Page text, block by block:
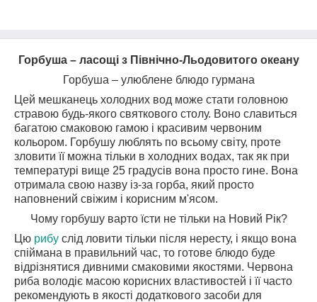
Горбуша – ласощі з Північно-Льодовитого океану
Горбуша – улюблене блюдо гурмана
Цей мешканець холодних вод може стати головною
стравою будь-якого святкового столу. Воно славиться
багатою смаковою гамою і красивим червоним
кольором. Горбушу люблять по всьому світу, проте
зловити її можна тільки в холодних водах, так як при
температурі вище 25 градусів вона просто гине. Вона
отримала свою назву із-за горба, який просто
наповнений свіжим і корисним м'ясом.
Чому горбушу варто їсти не тільки на Новий Рік?
Цю рибу слід ловити тільки після нересту, і якщо вона
спіймана в правильний час, то готове блюдо буде
відрізнятися дивними смаковими якостями. Червона
риба володіє масою корисних властивостей і її часто
рекомендують в якості додаткового засоби для